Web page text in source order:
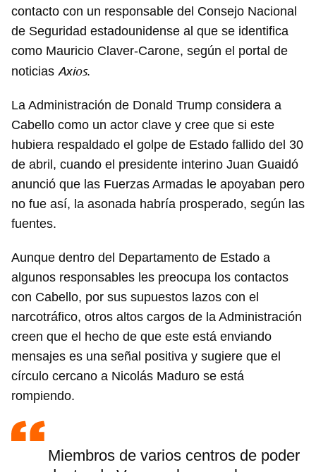
contacto con un responsable del Consejo Nacional
de Seguridad estadounidense al que se identifica
como Mauricio Claver-Carone, según el portal de
noticias Axios.
La Administración de Donald Trump considera a
Cabello como un actor clave y cree que si este
hubiera respaldado el golpe de Estado fallido del 30
de abril, cuando el presidente interino Juan Guaidó
anunció que las Fuerzas Armadas le apoyaban pero
no fue así, la asonada habría prosperado, según las
fuentes.
Aunque dentro del Departamento de Estado a
algunos responsables les preocupa los contactos
con Cabello, por sus supuestos lazos con el
narcotráfico, otros altos cargos de la Administración
creen que el hecho de que este está enviando
mensajes es una señal positiva y sugiere que el
círculo cercano a Nicolás Maduro se está
rompiendo.
Miembros de varios centros de poder